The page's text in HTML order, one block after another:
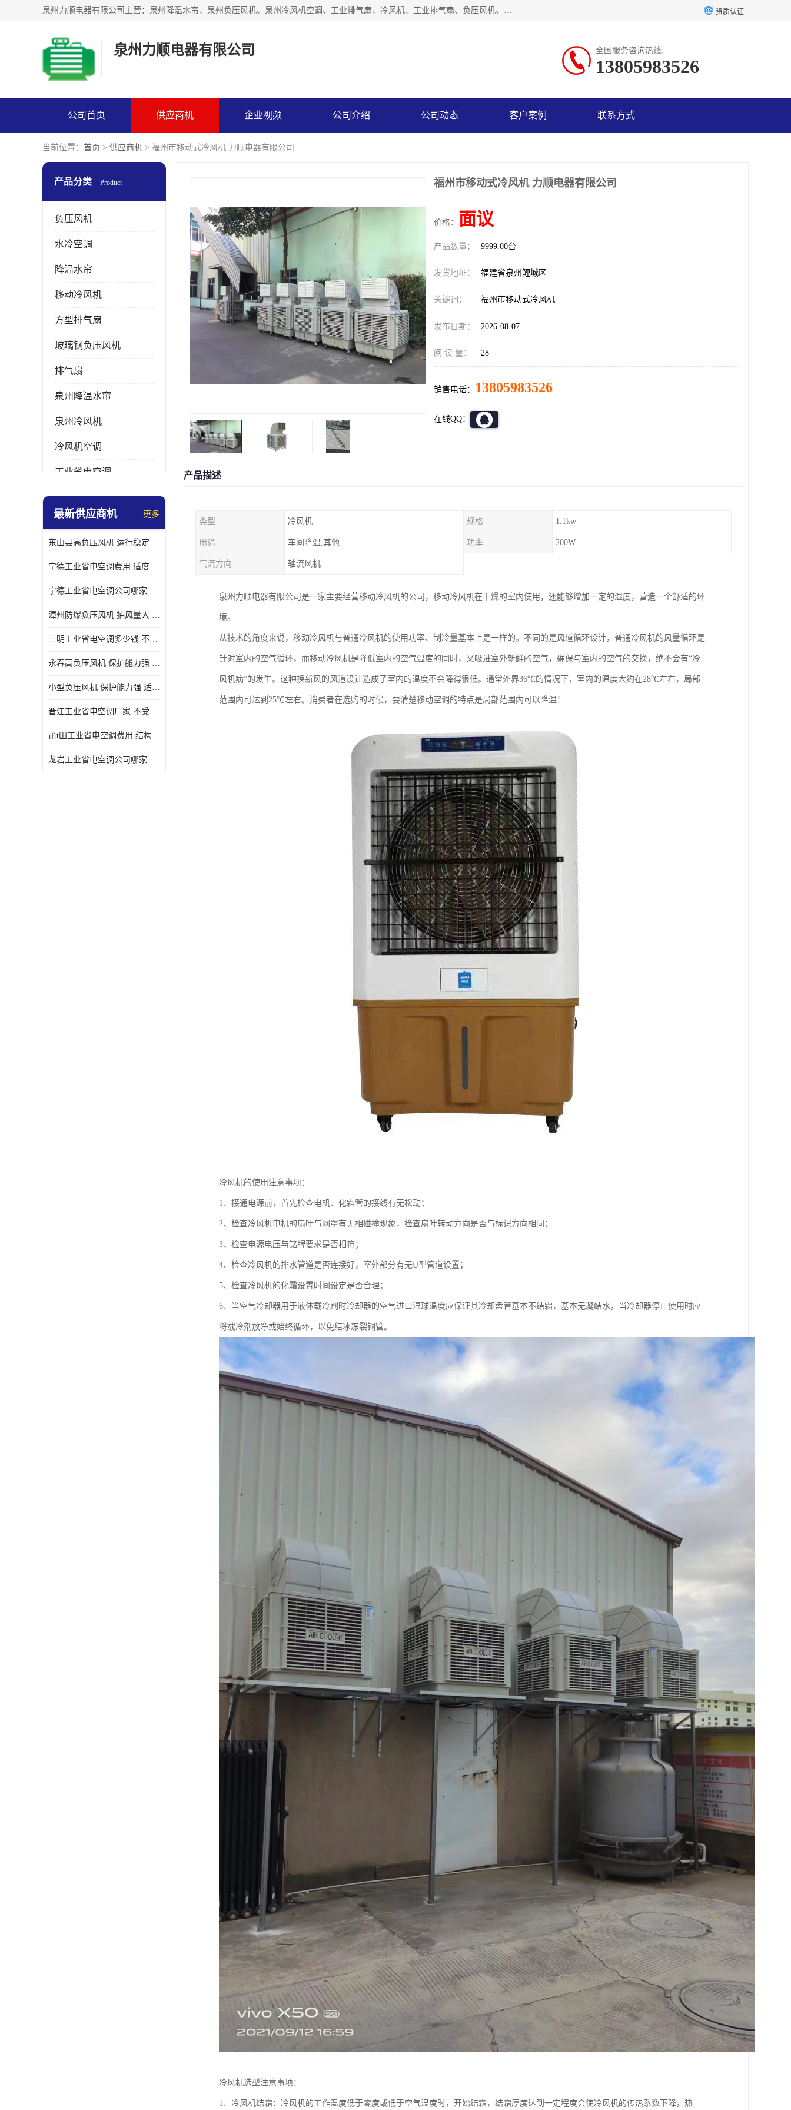
泉州力顺电器有限公司主营：泉州降温水帘、泉州负压风机、泉州冷风机空调、工业排气扇、冷风机、工业排气扇、负压风机、负压风机、水冷空调、降温水帘等产品。为用户解决了通风、降温、除味、除尘等难题，其环保、节能的理念与用户的实践检验结果相吻合，赢得了广大客户的信誉和青睐。 资质认证
泉州力顺电器有限公司 全国服务咨询热线:
13805983526
公司首页 供应商机 企业视频 公司介绍 公司动态 客户案例 联系方式
当前位置： 首页 > 供应商机 > 福州市移动式冷风机 力顺电器有限公司
产品分类 Product
负压风机
水冷空调
降温水帘
移动冷风机
方型排气扇
玻璃钢负压风机
排气扇
泉州降温水帘
泉州冷风机
冷风机空调
工业省电空调
工业大吊扇
最新供应商机 更多
东山县高负压风机 运行稳定 耐高温 防腐蚀
宁德工业省电空调费用 适度较高 节省占用空间
宁德工业省电空调公司哪家好 适度较高 结构紧凑 美观
漳州防爆负压风机 抽风量大 通风降温效果好
三明工业省电空调多少钱 不受管长限制 保持空气湿润
永春高负压风机 保护能力强 体积大 风道大
小型负压风机 保护能力强 适用面积广
晋江工业省电空调厂家 不受管长限制 节省占用空间
莆t田工业省电空调费用 结构紧凑 美观 能耗低 噪音小
龙岩工业省电空调公司哪家好 适应性强 维护简单
福州市移动式冷风机 力顺电器有限公司
价格： 面议
产品数量： 9999.00台
发货地址： 福建省泉州鲤城区
关键词： 福州市移动式冷风机
发布日期： 2026-08-07
阅 读 量： 28
销售电话： 13805983526
在线QQ：
产品描述
类型 冷风机 规格 1.1kw
用途 车间降温,其他 功率 200W
气流方向 轴流风机
泉州力顺电器有限公司是一家主要经营移动冷风机的公司，移动冷风机在干燥的室内使用，还能够增加一定的湿度，营造一个舒适的环
境。
从技术的角度来说，移动冷风机与普通冷风机的使用功率、制冷量基本上是一样的。不同的是风道循环设计，普通冷风机的风量循环是
针对室内的空气循环，而移动冷风机是降低室内的空气温度的同时，又吸进室外新鲜的空气，确保与室内的空气的交换，绝不会有“冷
风机病”的发生。这种换新风的风道设计造成了室内的温度不会降得很低。通常外界36℃的情况下，室内的温度大约在28℃左右，局部
范围内可达到25℃左右。消费者在选购的时候，要清楚移动空调的特点是局部范围内可以降温！
冷风机的使用注意事项：
1、接通电源前，首先检查电机、化霜管的接线有无松动；
2、检查冷风机电机的扇叶与网罩有无相碰撞现象，检查扇叶转动方向是否与标识方向相同；
3、检查电源电压与铭牌要求是否相符；
4、检查冷风机的排水管道是否连接好，室外部分有无U型管道设置；
5、检查冷风机的化霜设置时间设定是否合理；
6、当空气冷却器用于液体载冷剂时冷却器的空气进口湿球温度应保证其冷却盘管基本不结霜，基本无凝结水，当冷却器停止使用时应
将载冷剂放净或始终循环，以免结冰冻裂铜管。
冷风机选型注意事项：
1、冷风机结霜：冷风机的工作温度低于零度或低于空气温度时，开始结霜，结霜厚度达到一定程度会使冷风机的传热系数下降，热